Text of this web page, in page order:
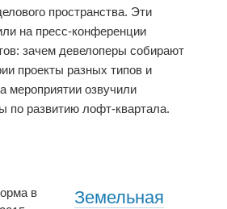
пространства. Эти
на пресс-конференции
зачем девелоперы собирают
проекты разных типов и
мероприятии озвучили
по развитию лофт-квартала.
Земельная